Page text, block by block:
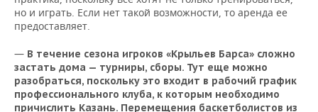
но и играть. Если нет такой возможности, то аренда ее
предоставляет.
— В течение сезона игроков «Крыльев Барса» сложно
застать дома — турниры, сборы. Тут еще можно
разобраться, поскольку это входит в рабочий график
профессионального клуба, к которым необходимо
причислить Казань. Перемещения баскетболистов из